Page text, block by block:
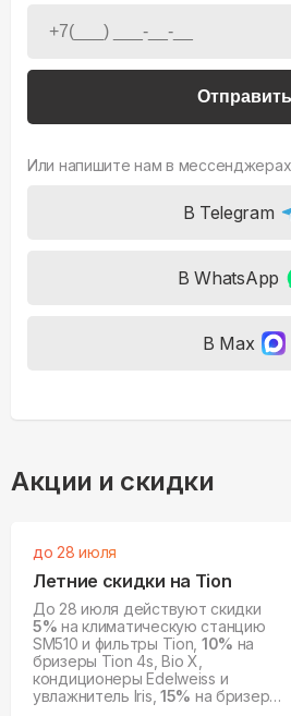
Отправить
Или напишите нам в
В Telegram
В WhatsApp
В Max
Акции и скидки
до 28 июля
Летние скидки на Tion
До 28 июля действуют скидки
5% на климатическую станцию
SM510 и фильтры Tion, 10% на
бризеры Tion 4s, Bio X,
кондиционеры Edelweiss и
увлажнитель Iris, 15% на бризеры